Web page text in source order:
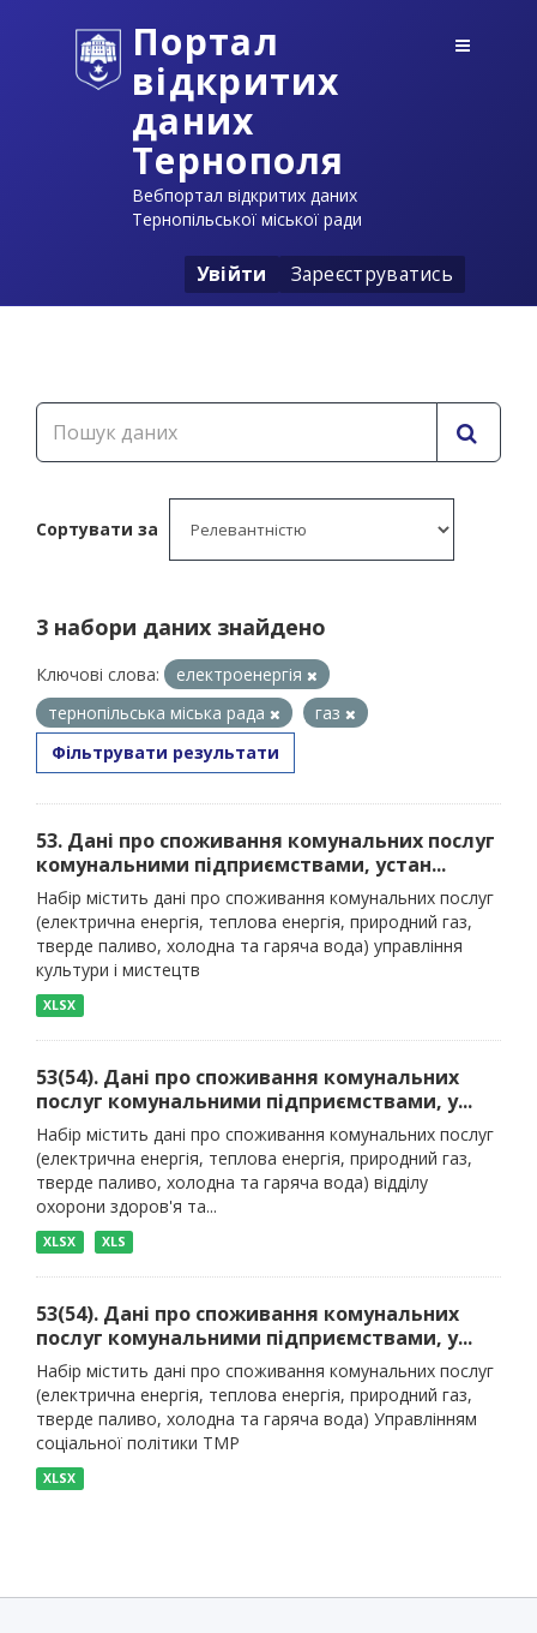
Портал
відкритих
даних
Тернополя
Вебпортал відкритих даних
Тернопільської міської ради
Увійти Зареєструватись
Сортувати за
3 набори даних знайдено
Ключові слова:
електроенергія
тернопільська міська рада
газ
Фільтрувати результати
53. Дані про споживання комунальних послуг
комунальними підприємствами, устан...
Набір містить дані про споживання комунальних послуг
(електрична енергія, теплова енергія, природний газ,
тверде паливо, холодна та гаряча вода) управління
культури і мистецтв
XLSX
53(54). Дані про споживання комунальних
послуг комунальними підприємствами, у...
Набір містить дані про споживання комунальних послуг
(електрична енергія, теплова енергія, природний газ,
тверде паливо, холодна та гаряча вода) відділу
охорони здоров'я та...
XLSX XLS
53(54). Дані про споживання комунальних
послуг комунальними підприємствами, у...
Набір містить дані про споживання комунальних послуг
(електрична енергія, теплова енергія, природний газ,
тверде паливо, холодна та гаряча вода) Управлінням
соціальної політики ТМР
XLSX